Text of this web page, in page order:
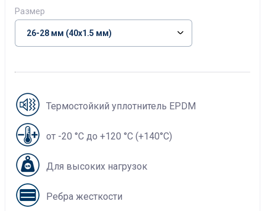
Размер
Термостойкий уплотнитель EPDM
от -20 °C до +120 °C (+140°С)
Для высоких нагрузок
Ребра жесткости